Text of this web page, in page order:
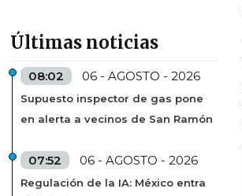
Últimas noticias
08:02 06 - AGOSTO - 2026
Supuesto inspector de gas pone
en alerta a vecinos de San Ramón
07:52 06 - AGOSTO - 2026
Regulación de la IA: México entra